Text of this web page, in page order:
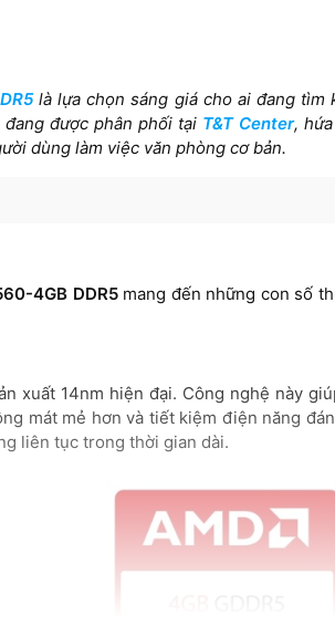
là lựa chọn sáng giá cho ai đang tìm
được phân phối tại T&T Center,
dùng làm việc văn phòng cơ bản.
4GB DDR5mang đến những con số
xuất 14nm hiện đại. Công nghệ này
mát mẻ hơn và tiết kiệm điện năng
liên tục trong thời gian dài.